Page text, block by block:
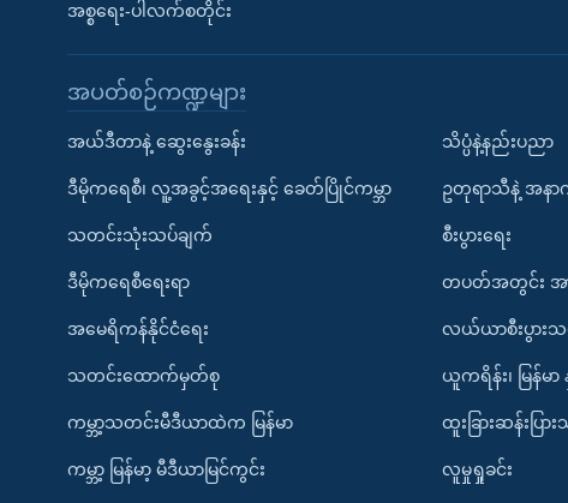
အစ္စရေး-ပါလက်စတိုင်း
အပတ်စဉ်ကဏ္ဍများ
အယ်ဒီတာနဲ့ ဆွေးနွေးခန်း
ဒီမိုကရေစီ၊ လူ့အခွင့်အရေးနှင့် ခေတ်ပြိုင်ကမ္ဘာ
သတင်းသုံးသပ်ချက်
ဒီမိုကရေစီရေးရာ
အမေရိကန်နိုင်ငံရေး
သတင်းထောက်မှတ်စု
ကမ္ဘာ့သတင်းမီဒီယာထဲက မြန်မာ
ကမ္ဘာ့ မြန်မာ့ မီဒီယာမြင်ကွင်း
သိပ္ပံနဲ့နည်းပညာ
ဥတုရာသီနဲ့ အနာ
စီးပွားရေး
တပတ်အတွင်း အာ
လယ်ယာစီးပွားသ
ယူကရိန်း၊ မြန်မ
ထူးခြားဆန်းပြာ
လူမှုရှုခင်း